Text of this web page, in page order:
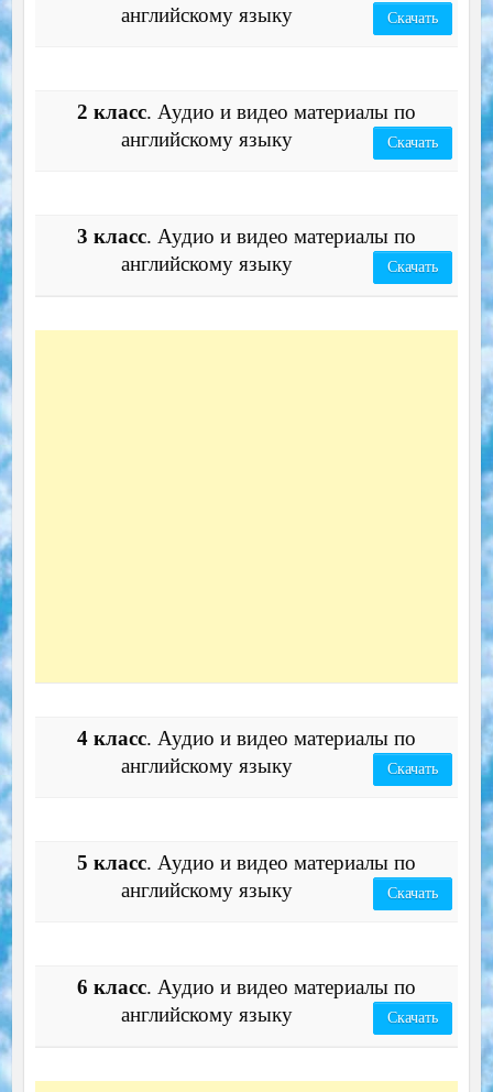
английскому языку
Скачать
2 класс. Аудио и видео материалы по
английскому языку
Скачать
3 класс. Аудио и видео материалы по
английскому языку
Скачать
4 класс. Аудио и видео материалы по
английскому языку
Скачать
5 класс. Аудио и видео материалы по
английскому языку
Скачать
6 класс. Аудио и видео материалы по
английскому языку
Скачать